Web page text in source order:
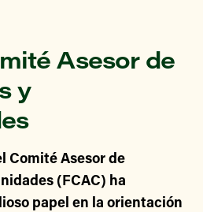
Asesor de
y
Comité Asesor de
(FCAC) ha
papel en la orientación